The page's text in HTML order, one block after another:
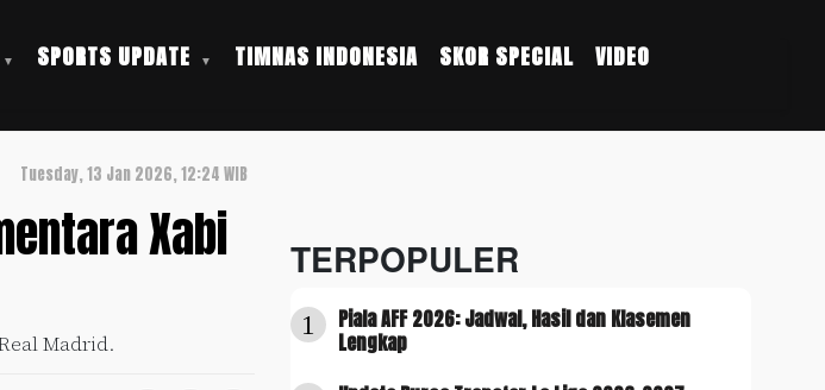
SPORTS UPDATE TIMNAS INDONESIA SKOR SPECIAL VIDEO
Tuesday, 13 Jan 2026, 12:24 WIB
Xabi
Madrid.
TERPOPULER
1
Piala AFF 2026: Jadwal, Hasil dan Klasemen
Lengkap